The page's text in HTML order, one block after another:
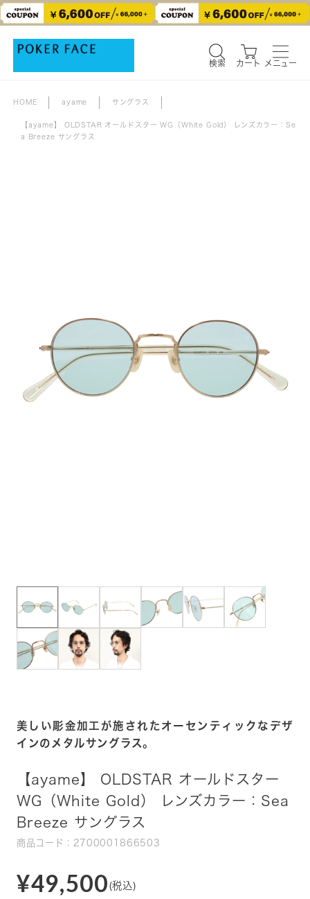
検索 カート メニュー
HOME ayame サングラス
【ayame】 OLDSTAR オールドスター WG（White Gold） レンズカラー：Se
a Breeze サングラス
美しい彫金加工が施されたオーセンティックなデザ
インのメタルサングラス。
【ayame】 OLDSTAR オールドスター
WG（White Gold） レンズカラー：Sea
Breeze サングラス
商品コード：2700001866503
¥49,500 (税込)